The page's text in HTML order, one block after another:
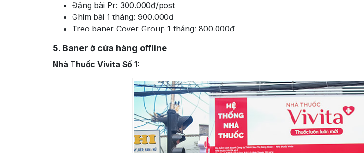
Đăng bài Pr: 300.000đ/post
Ghim bài 1 tháng: 900.000đ
Treo baner Cover Group 1 tháng: 800.000đ
5. Baner ở cửa hàng offline
Nhà Thuốc Vivita Số 1: